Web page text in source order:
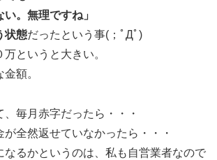
い。無理ですね」
状態だったという事(；ﾟДﾟ)
というと大きい。
額。
毎月赤字だったら・・・
全然返せていなかったら・・・
なるかというのは、私も自営業者なので